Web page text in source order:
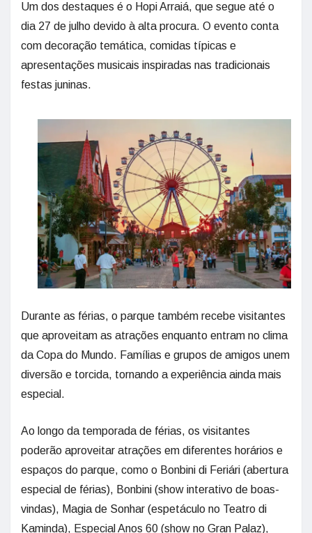
Um dos destaques é o Hopi Arraiá, que segue até o
dia 27 de julho devido à alta procura. O evento conta
com decoração temática, comidas típicas e
apresentações musicais inspiradas nas tradicionais
festas juninas.
Durante as férias, o parque também recebe visitantes
que aproveitam as atrações enquanto entram no clima
da Copa do Mundo. Famílias e grupos de amigos unem
diversão e torcida, tornando a experiência ainda mais
especial.
Ao longo da temporada de férias, os visitantes
poderão aproveitar atrações em diferentes horários e
espaços do parque, como o Bonbini di Feriári (abertura
especial de férias), Bonbini (show interativo de boas-
vindas), Magia de Sonhar (espetáculo no Teatro di
Kaminda), Especial Anos 60 (show no Gran Palaz),